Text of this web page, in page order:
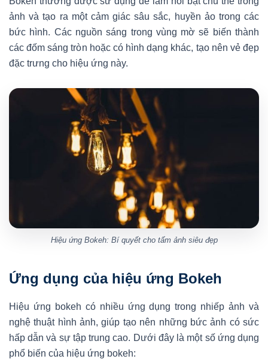
ảnh và tạo ra một cảm giác sâu sắc, huyền ảo trong các
bức hình. Các nguồn sáng trong vùng mờ sẽ biến thành
các đốm sáng tròn hoặc có hình dạng khác, tạo nên vẻ đẹp
đặc trưng cho hiệu ứng này.
Hiệu ứng Bokeh: Bí quyết cho tấm ảnh siêu đẹp
Ứng dụng của hiệu ứng Bokeh
Hiệu ứng bokeh có nhiều ứng dụng trong nhiếp ảnh và
nghệ thuật hình ảnh, giúp tạo nên những bức ảnh có sức
hấp dẫn và sự tập trung cao. Dưới đây là một số ứng dụng
phổ biến của hiệu ứng bokeh: